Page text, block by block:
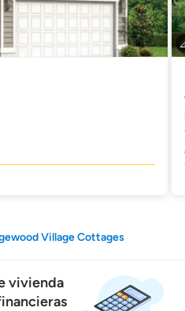
Village Cottages
vivienda